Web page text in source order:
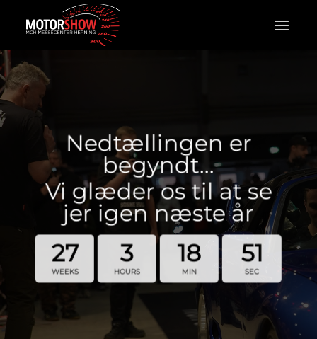
Nedtællingen er
begyndt…
Vi glæder os til at se
jer igen næste år
27
WEEKS
3
HOURS
18
MIN
51
SEC